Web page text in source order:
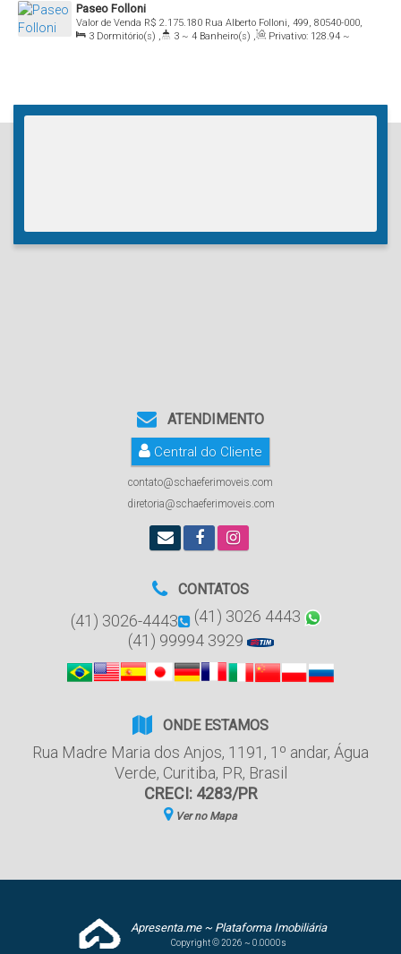
Útil: 90.00~ 309
Paseo Folloni
R$ 2.175.180
Valor de Venda
Rua Alberto Folloni, 499, 80540-000,
Ahú, Curitiba, Paraná, Brasil
3 Dormitório(s) , 3 ~ 4 Banheiro(s) , Privativo: 128.94 ~
ATENDIMENTO
Central do Cliente
contato@schaeferimoveis.com
diretoria@schaeferimoveis.com
CONTATOS
(41) 3026-4443
(41) 3026 4443
(41) 99994 3929
ONDE ESTAMOS
Rua Madre Maria dos Anjos, 1191 , 1º andar, Água
Verde, Curitiba, PR, Brasil
CRECI: 4283/PR
Ver no Mapa
Apresenta.me ~ Plataforma Imobiliária
Copyright © 2026 ~ 0.0000s